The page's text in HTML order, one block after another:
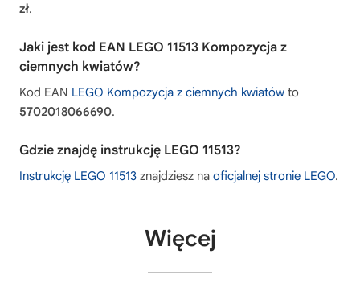
zł.
Jaki jest kod EAN LEGO 11513 Kompozycja z
ciemnych kwiatów?
Kod EAN LEGO Kompozycja z ciemnych kwiatów to
5702018066690.
Gdzie znajdę instrukcję LEGO 11513?
Instrukcję LEGO 11513 znajdziesz na oficjalnej stronie LEGO.
Więcej